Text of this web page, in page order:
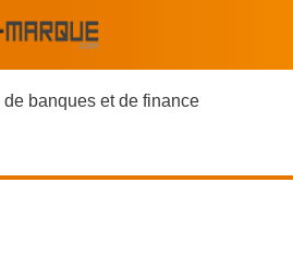
de banques et de finance